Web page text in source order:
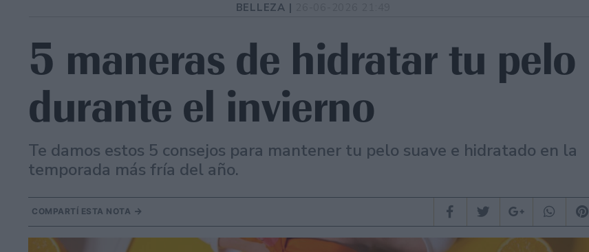
BELLEZA |
5 maneras de hidratar tu pelo
durante el invierno
Te damos estos 5 consejos para mantener tu pelo suave e hidratado en la
temporada más fría del año.
COMPARTÍ ESTA NOTA